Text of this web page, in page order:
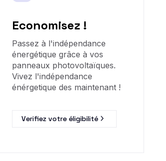
Economisez !
Passez à l'indépendance
énergétique grâce à vos
panneaux photovoltaïques.
Vivez l'indépendance
énérgetique des maintenant !
Verifiez votre éligibilité